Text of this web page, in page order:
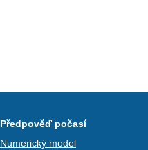
Předpověď počasí
Numerický model